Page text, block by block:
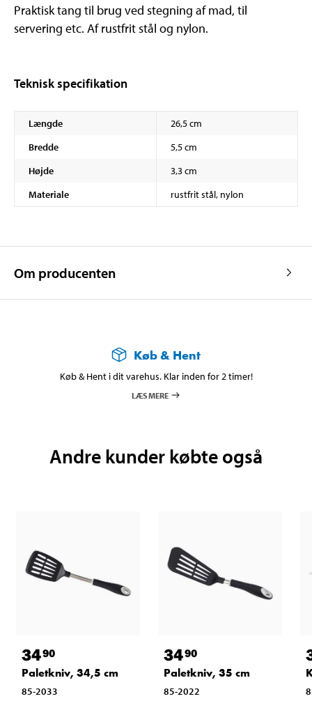
Praktisk tang til brug ved stegning af mad, til
servering etc. Af rustfrit stål og nylon.
Teknisk specifikation
Længde
26,5 cm
Bredde
5,5 cm
Højde
3,3 cm
Materiale
rustfrit stål, nylon
Om producenten
Køb & Hent
Køb & Hent i dit varehus. Klar inden for 2 timer!
LÆS MERE
Andre kunder købte også
3490
Paletkniv, 34,5 cm
85-2033
3490
Paletkniv, 35 cm
85-2022